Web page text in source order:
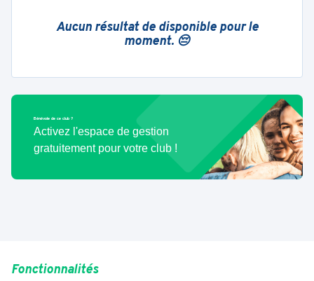
Aucun résultat de disponible pour le
moment. 😔
Bénévole de ce club ?
Activez l'espace de gestion
gratuitement pour votre club !
Fonctionnalités